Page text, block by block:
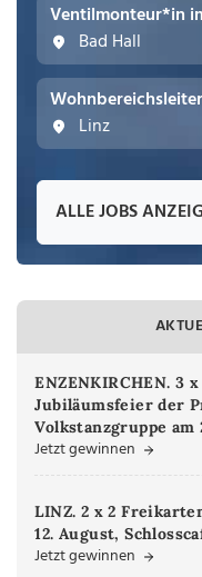
Ventilmonteur*in
Bad Hall
Linz
ALLE JOBS
ENZENKIRCHEN. 3
Jubiläumsfeier der
Volkstanzgruppe am
Jetzt gewinnen
LINZ. 2 x 2
12. August,
Jetzt gewinnen